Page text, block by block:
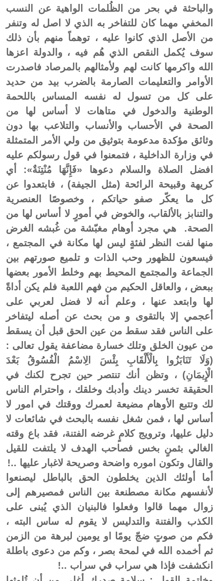
والباحثة في بحر من الظُلمات الواهية عن النسب
المخفي مهما كان للتفاخر به الذي لا اصل له وتنفر
من الأصل الذي كانوا عليه ، توهماً منهم بأن ذلك
سوف يُكمل النقص الذي هُم فيه ، والدولة اعزها
الله واكرمها كانت لهم ولأمثالهم بالمرصاد فاصدرت
الأوامر والتعليمات الصارمة بالضرب بيد من حديد
على كل من تسول له نفسه المساس باللحمة
الوطنية والدخول في متاهات لا أساس لها من
الصحة في الأحساب والأنساب والتلاعب بها دون
وثائق مؤكدة مدعومة بتوثيق من ولي الأمر المتمثلة
في وزارة الداخلية ، فتمعنوا في قول رسولكم عليه
افضل الصلاة والسلام دعوها «فَإِنَّهَا مُنْتِنَةٌ»: أي
كريهة وقبيحة الرائحة (مثل الجيفة) ، فابتعدوا عن
كل ما يعكّر صفو حياتكم ، وخصوصًا العنصرية
والتنابز بالألقاب، والخوض في أمورٍ لا أساس لها من
الصحة. هي مجرد أوهام مغبّشة من غُبشه الغرض
منها لفت النظر لفئةٍ ليس لها مكانة في المجتمع ،
فيسعون للظهور وحب الذات و تلميع صورتهم بين
الجماعة والمجتمع المحيط بهم وخلط الأمور بعضها
ببعض ، والعاقل الحكيم من فهم اللعبة فلم يكن أداةً
لها وابتعد عنها ، وعلم أنه لا فضل لعربي على
أعجمي إلا بالتقوى و من بحث عن أصله ليتفاخر
على الناس فقد سقط من عين الحق قبل أن يسقط
من عيون الخلق وتلك خسارة مضاعفة يقول تعالى :
(وَلَا تَنَابَزُوا بِالْأَلْقَابِ بِئْسَ الِاسْمُ الْفُسُوقُ بَعْدَ
الْإِيمَانِ) ، وتظن أنك تنتصر حين تجرح لكنك في
الحقيقة تخسر دينك وأدبك وخلقك ، واحترام الناس
لك وتتبع الأوهام مضيعة لعمرك ووقتك في امور لا
أساس لها ، فمن شغل نفسه بالبحث في شائعات لا
دليل عليها، وترويج كلامٍ غرضه الفتنة، فقد باع وقته
الغالي بثمنٍ بخس فصاحب الهدف لا يلتفت للقيل
والقال وتكون اموره واضحة وصريحة لاغبار عليها ..!
أما أولئك الذين يخلطون الحق بالباطل ليصنعوا
لأنفسهم مكانة مصطنعة بين الناس فمصيرهم إلى
زوال مهما قالوا وفعلوا فالبنيان الذي يُبنى على
الكذب والفتنة والتدليس لا يقوم له ساس البته ،
فكم من صوتٍ ضجّ يومًا او يومين لبرهة من الزمن
ثم أخمده الله في لمحة بصر ، وكم من دعوى باطلة
انكشفت فإذا هي سراب في سراب ..!